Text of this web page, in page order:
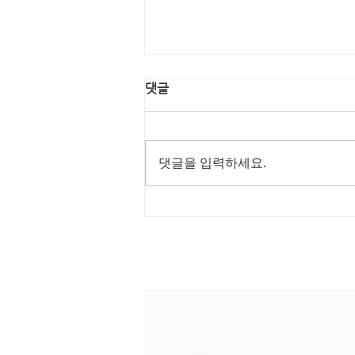
댓글
댓글을 입력하세요.